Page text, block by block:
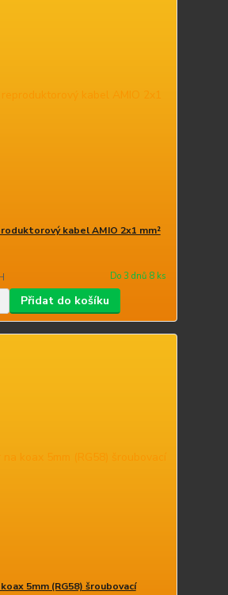
kabel AMIO 2x1 mm²
Do 3 dnů 8 ks
Přidat do košíku
5mm (RG58) šroubovací